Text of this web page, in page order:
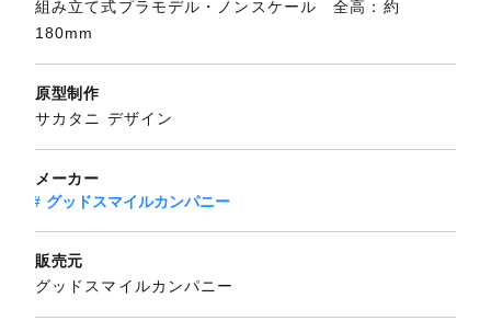
組み立て式プラモデル・ノンスケール 全高：約
180mm
原型制作
サカタニ デザイン
メーカー
グッドスマイルカンパニー
販売元
グッドスマイルカンパニー